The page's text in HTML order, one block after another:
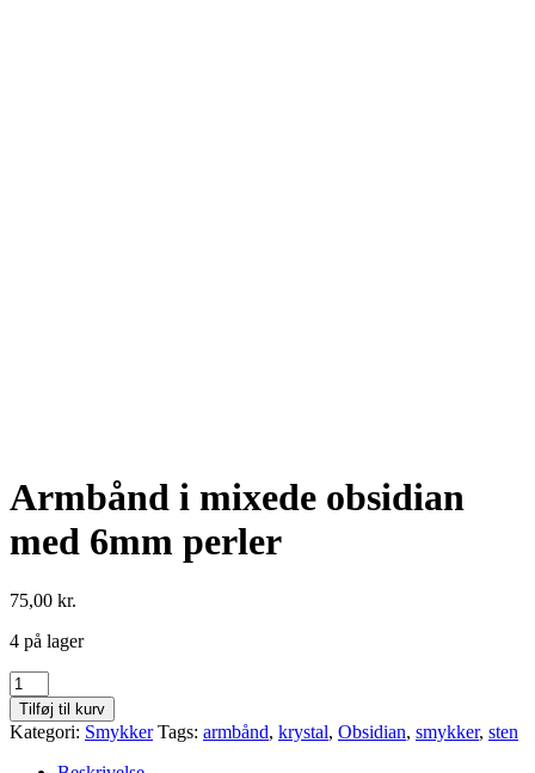
Armbånd i mixede obsidian
med 6mm perler
75,00 kr.
4 på lager
Armbånd
i
mixede
obsidian
med
Tilføj til kurv
Kategori: Smykker Tags: armbånd, krystal, Obsidian, smykker, sten